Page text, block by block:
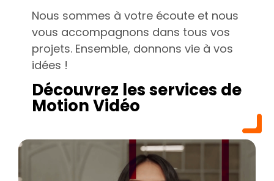
Nous sommes à votre écoute et nous
vous accompagnons dans tous vos
projets. Ensemble, donnons vie à vos
idées !
Découvrez les services de
Motion Vidéo